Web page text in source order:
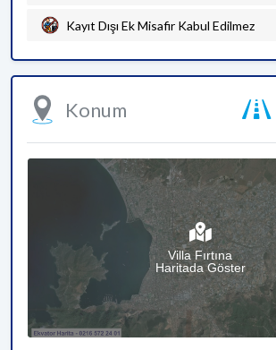
Kayıt Dışı Ek Misafir Kabul Edilmez
Konum
Villa Fırtına
Haritada Göster